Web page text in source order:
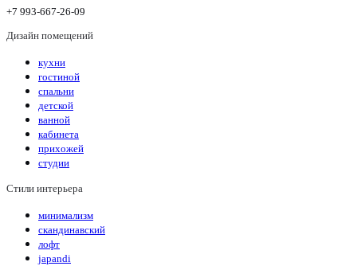
+7 993-667-26-09
Дизайн помещений
кухни
гостиной
спальни
детской
ванной
кабинета
прихожей
студии
Стили интерьера
минимализм
скандинавский
лофт
japandi